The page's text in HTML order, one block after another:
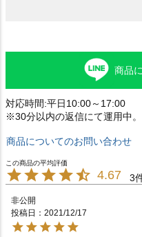
商品
対応時間:平日10:00～17:00
※30分以内の返信にて運用中。
商品についてのお問い合わせ
4.67 3
非公開
投稿日
2021/12/17